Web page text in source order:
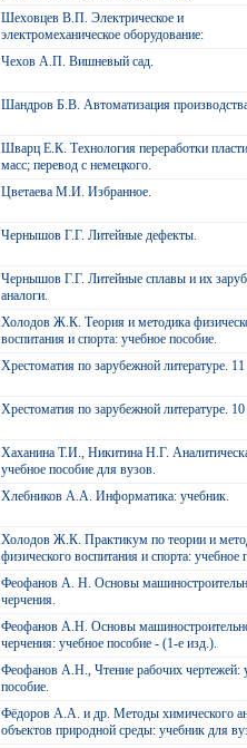
Шеховцев В.П. Электрическое и
электромеханическое оборудование:
Чехов А.П. Вишневый сад.
Шандров Б.В. Автоматизация
Шварц Е.К. Технология переработки
масс; перевод с немецкого.
Цветаева М.И. Избранное.
Чернышов Г.Г. Литейные дефекты.
Чернышов Г.Г. Литейные сплавы и их
аналоги.
Холодов Ж.К. Теория и методика
воспитания и спорта: учебное пособие.
Хрестоматия по зарубежной литературе.
Хрестоматия по зарубежной литературе.
Хаханина Т.И., Никитина Н.Г.
учебное пособие для вузов.
Хлебников А.А. Информатика: учебник.
Холодов Ж.К. Практикум по теории и
физического воспитания и спорта: учебное
Феофанов А. Н. Основы
черчения.
Феофанов А.Н. Основы
черчения: учебное пособие - (1-е изд.).
Феофанов А.Н., Чтение рабочих чертежей:
пособие.
Фёдоров А.А. и др. Методы химического
объектов природной среды: учебник для